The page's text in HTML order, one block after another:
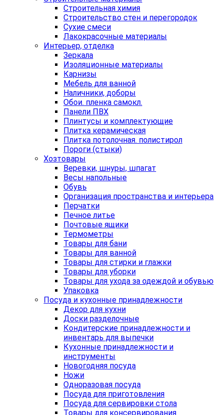
Строительная химия
Строительство стен и перегородок
Сухие смеси
Лакокрасочные материалы
Интерьер, отделка
Зеркала
Изоляционные материалы
Карнизы
Мебель для ванной
Наличники, доборы
Обои. пленка самокл.
Панели ПВХ
Плинтусы и комплектующие
Плитка керамическая
Плитка потолочная. полистирол
Пороги (стыки)
Хозтовары
Веревки, шнуры, шпагат
Весы напольные
Обувь
Организация пространства и интерьера
Перчатки
Печное литье
Почтовые ящики
Термометры
Товары для бани
Товары для ванной
Товары для стирки и глажки
Товары для уборки
Товары для ухода за одеждой и обувью
Упаковка
Посуда и кухонные принадлежности
Декор для кухни
Доски разделочные
Кондитерские принадлежности и
инвентарь для выпечки
Кухонные принадлежности и
инструменты
Новогодняя посуда
Ножи
Одноразовая посуда
Посуда для приготовления
Посуда для сервировки стола
Товары для консервирования